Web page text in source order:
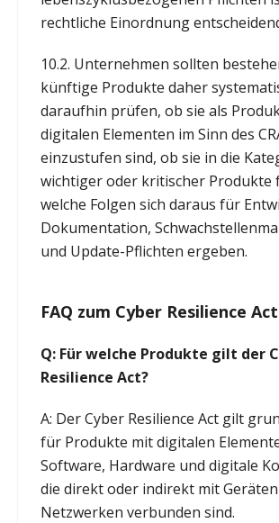
rechtliche Einordnung
10.2. Unternehmen sollten
künftige Produkte daher
daraufhin prüfen, ob sie als
digitalen Elementen im Sinn des
einzustufen sind, ob sie in die
wichtiger oder kritischer Produkte
welche Folgen sich daraus für
Dokumentation,
und Update-Pflichten ergeben.
FAQ zum Cyber Resilience Act
Q: Für welche Produkte gilt der
Resilience Act?
A: Der Cyber Resilience Act gilt
für Produkte mit digitalen
Software, Hardware und digitale
die direkt oder indirekt mit
Netzwerken verbunden sind.